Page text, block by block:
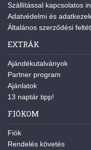
Szállítással kapcsolatos
Adatvédelmi és
Általános szerződési
EXTRÁK
Ajándékutalványok
Partner program
Ajánlatok
13 naptár tipp!
FIÓKOM
Fiók
Rendelés követés